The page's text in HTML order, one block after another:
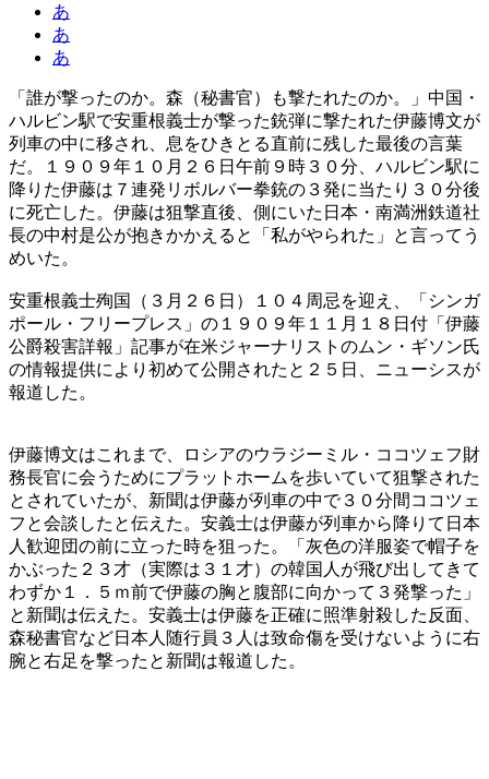
あ
あ
あ
「誰が撃ったのか。森（秘書官）も撃たれたのか。」中国・
ハルビン駅で安重根義士が撃った銃弾に撃たれた伊藤博文が
列車の中に移され、息をひきとる直前に残した最後の言葉
だ。１９０９年１０月２６日午前９時３０分、ハルビン駅に
降りた伊藤は７連発リボルバー拳銃の３発に当たり３０分後
に死亡した。伊藤は狙撃直後、側にいた日本・南満洲鉄道社
長の中村是公が抱きかかえると「私がやられた」と言ってう
めいた。
安重根義士殉国（３月２６日）１０４周忌を迎え、「シンガ
ポール・フリープレス」の１９０９年１１月１８日付「伊藤
公爵殺害詳報」記事が在米ジャーナリストのムン・ギソン氏
の情報提供により初めて公開されたと２５日、ニューシスが
報道した。
伊藤博文はこれまで、ロシアのウラジーミル・ココツェフ財
務長官に会うためにプラットホームを歩いていて狙撃された
とされていたが、新聞は伊藤が列車の中で３０分間ココツェ
フと会談したと伝えた。安義士は伊藤が列車から降りて日本
人歓迎団の前に立った時を狙った。「灰色の洋服姿で帽子を
かぶった２３才（実際は３１才）の韓国人が飛び出してきて
わずか１．５ｍ前で伊藤の胸と腹部に向かって３発撃った」
と新聞は伝えた。安義士は伊藤を正確に照準射殺した反面、
森秘書官など日本人随行員３人は致命傷を受けないように右
腕と右足を撃ったと新聞は報道した。